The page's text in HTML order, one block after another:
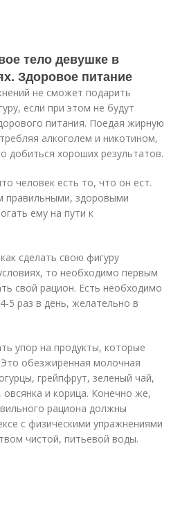
тело девушке в
Здоровое питание
не сможет подарить
если при этом не будут
питания. Поедая жирную
алкоголем и никотином,
добиться хороших результатов.
человек есть то, что он ест.
правильными, здоровыми
ему на пути к
сделать свою фигуру
то необходимо первым
свой рацион. Есть необходимо
5 раз в день, желательно в
упор на продукты, которые
обезжиренная молочная
грейпфрут, зеленый чай,
и корица. Конечно же,
рациона должны
с физическими упражнениями
чистой, питьевой воды.